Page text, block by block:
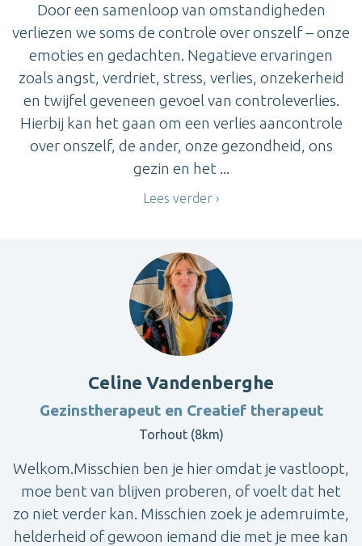
Door een samenloop van omstandigheden
verliezen we soms de controle over onszelf – onze
emoties en gedachten. Negatieve ervaringen
zoals angst, verdriet, stress, verlies, onzekerheid
en twijfel geveneen gevoel van controleverlies.
Hierbij kan het gaan om een verlies aancontrole
over onszelf, de ander, onze gezondheid, ons
gezin en het ...
Lees verder
Celine Vandenberghe
Gezinstherapeut en Creatief therapeut
Torhout (8km)
Welkom.Misschien ben je hier omdat je vastloopt,
moe bent van blijven proberen, of voelt dat het
zo niet verder kan. Misschien zoek je ademruimte,
helderheid of gewoon iemand die met je mee kan